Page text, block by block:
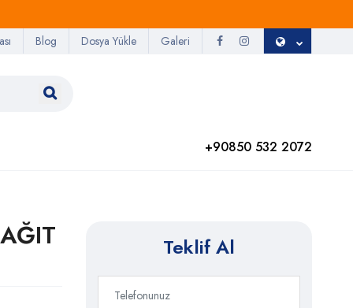
Blog Dosya Yükle Galeri
+90850 532 2072
Teklif Al